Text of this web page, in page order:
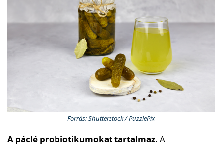
Forrás: Shutterstock / PuzzlePix
A páclé probiotikumokat tartalmaz. A